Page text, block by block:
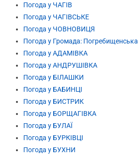
Погода у ЧАГІВ
Погода у ЧАГІВСЬКЕ
Погода у ЧОВНОВИЦЯ
Погода у Громада: Погребищенська
Погода у АДАМІВКА
Погода у АНДРУШІВКА
Погода у БІЛАШКИ
Погода у БАБИНЦІ
Погода у БИСТРИК
Погода у БОРЩАГІВКА
Погода у БУЛАЇ
Погода у БУРКІВЦІ
Погода у БУХНИ